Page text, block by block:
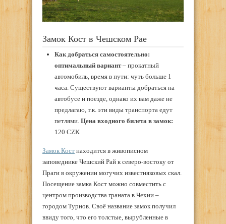
Замок Кост в Чешском Рае
Как добраться самостоятельно:
оптимальный вариант– прокатный
автомобиль, время в пути: чуть больше 1
часа. Существуют варианты добраться на
автобусе и поезде, однако их вам даже не
предлагаю, т.к. эти виды транспорта едут
петлями. Цена входного билета в замок:
120 CZK
Замок Кост находится в живописном
заповеднике Чешский Рай к северо-востоку от
Праги в окружении могучих известняковых скал.
Посещение замка Кост можно совместить с
центром производства граната в Чехии –
городом Турнов. Своё название замок получил
ввиду того, что его толстые, вырубленные в